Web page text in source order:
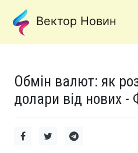
Вектор Новин
Обмін валют: як
долари від нових -